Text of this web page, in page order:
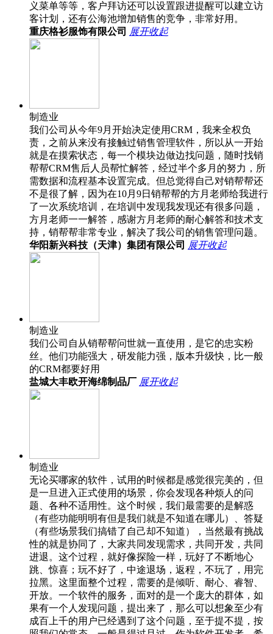
义菜单等等，客户拜访还可以设置跟进提醒可以建立访
客计划，还有公海池增加销售的竞争，非常好用。
重庆格衫服饰有限公司 展开收起
制造业
我们公司从今年9月开始决定使用CRM，我来全权负
责，之前从来没有接触过销售管理软件，所以从一开始
就是在摸索状态，每一个模块边做边找问题，随时找销
帮帮CRM售后人员帮忙解答，经过半个多月的努力，所
需数据和流程基本设置完成。但总觉得自己对销帮帮还
不是很了解，因为在10月9日销帮帮的方月老师给我进行
了一次系统培训，在培训中发现我发现还有很多问题，
方月老师一一解答，感谢方月老师的耐心解答和技术支
持，销帮帮非常专业，解决了我公司的销售管理问题。
华阳新兴科技（天津）集团有限公司 展开收起
制造业
我们公司自从销帮帮问世就一直使用，是它的忠实粉
丝。他们功能强大，研发能力强，版本升级快，比一般
的CRM都要好用
盐城大丰欧开海绵制品厂 展开收起
制造业
无论买哪家的软件，试用的时候都是感觉很完美的，但
是一旦进入正式使用的场景，你会发现各种烦人的问
题、各种不适用性。这个时候，我们最需要的是解惑
（有些功能明明有但是我们就是不知道在哪儿）、答疑
（有些场景我们搞错了自己却不知道），当然最有挑战
性的就是协同了，大家共同发现需求，共同开发，共同
进退。这个过程，就好像探险一样，玩好了不断地心
跳、惊喜；玩不好了，中途退场，返程，不玩了，用完
拉黑。这里面整个过程，需要的是倾听、耐心、睿智、
开放。一个软件的服务，面对的是一个庞大的群体，如
果有一个人发现问题，提出来了，那么可以想象至少有
成百上千的用户已经遇到了这个问题，至于提不提，按